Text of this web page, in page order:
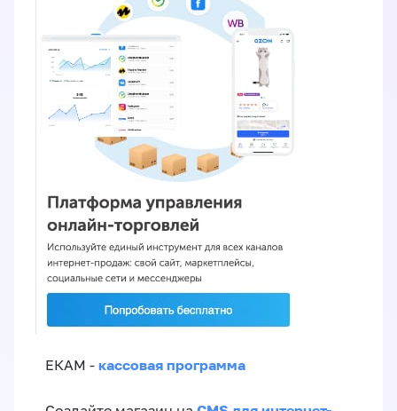
ЕКАМ - кассовая программа